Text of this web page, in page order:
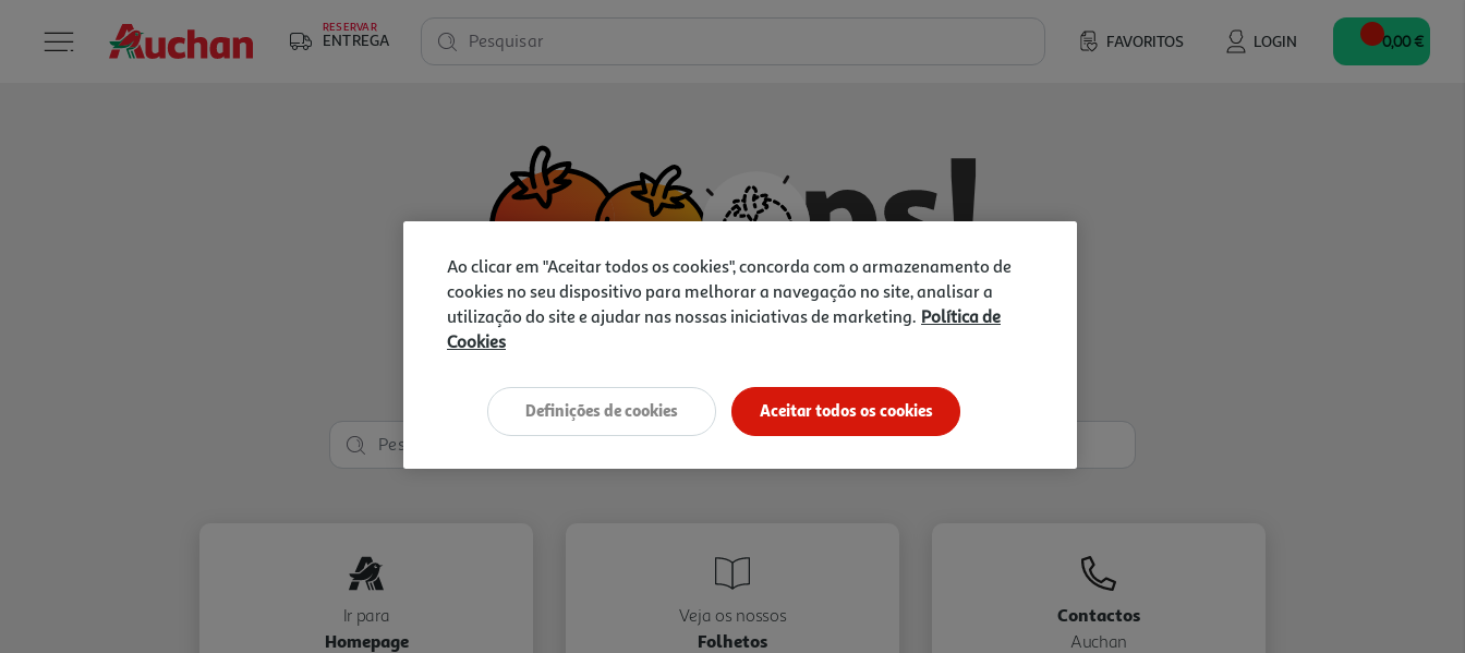
RESERVAR
ENTREGA FAVORITOS LOGIN
Pesquisar 0,00 €
Vamos tentar de novo?
Ir para
Homepage
Veja os nossos
Folhetos
Contactos
Auchan
Ao clicar em "Aceitar todos os cookies", concorda com o armazenamento de
cookies no seu dispositivo para melhorar a navegação no site, analisar a
utilização do site e ajudar nas nossas iniciativas de marketing. Política de
Cookies
Aceitar todos os cookies
Definições de cookies